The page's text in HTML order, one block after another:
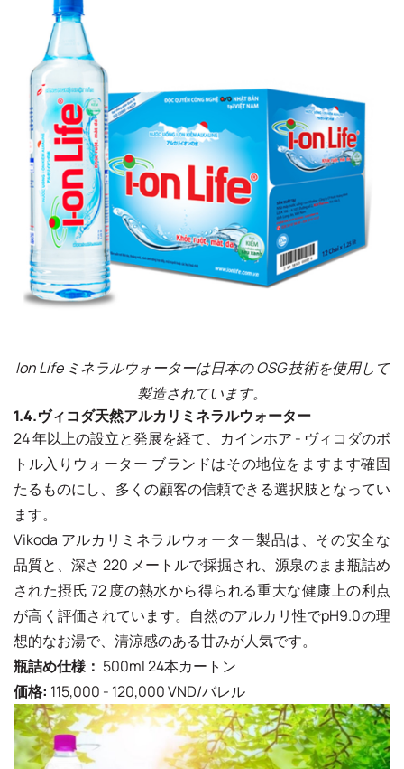
Ion Life ミネラルウォーターは日本の OSG 技術を使用して
製造されています。
1.4.ヴィコダ天然アルカリミネラルウォーター
24 年以上の設立と発展を経て、カインホア - ヴィコダのボ
トル入りウォーター ブランドはその地位をますます確固
たるものにし、多くの顧客の信頼できる選択肢となってい
ます。
Vikoda アルカリミネラルウォーター製品は、その安全な
品質と、深さ 220 メートルで採掘され、源泉のまま瓶詰め
された摂氏 72 度の熱水から得られる重大な健康上の利点
が高く評価されています。自然のアルカリ性でpH9.0の理
想的なお湯で、清涼感のある甘みが人気です。
瓶詰め仕様： 500ml 24本カートン
価格: 115,000 - 120,000 VND/バレル